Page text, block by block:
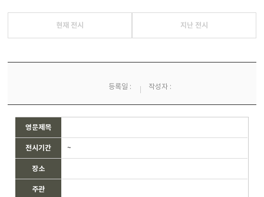
현재 전시 지난 전시
등록일 : 작성자 :
영문제목
전시기간 ~
장소
주관